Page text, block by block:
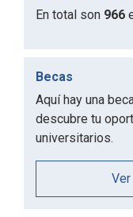
En total son 966
Becas
Aquí hay una
descubre tu
universitarios.